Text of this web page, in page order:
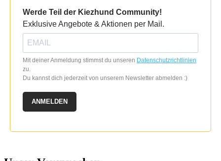
Werde Teil der Kiezhund Community!
Exklusive Angebote & Aktionen per Mail.
Mit deiner Anmeldung stimmst du unseren Datenschutzrichtlinien
zu.
Du kannst dich jederzeit von unserem Newsletter abmelden :)
ANMELDEN